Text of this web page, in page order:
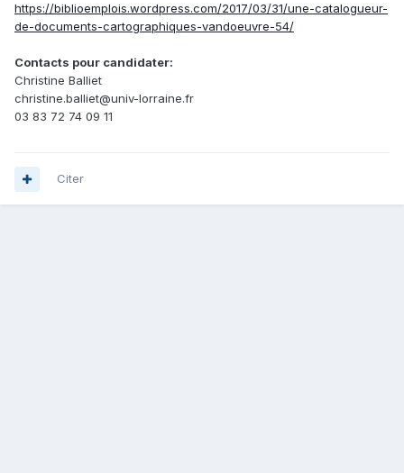
https://biblioemplois.wordpress.com/2017/03/31/une-catalogueur-
de-documents-cartographiques-vandoeuvre-54/
Contacts pour candidater:
Christine Balliet
christine.balliet@univ-lorraine.fr
03 83 72 74 09 11
Citer